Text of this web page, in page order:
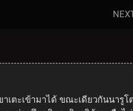
ตะเข้ามาได้ ขณะเดียวกันนารู